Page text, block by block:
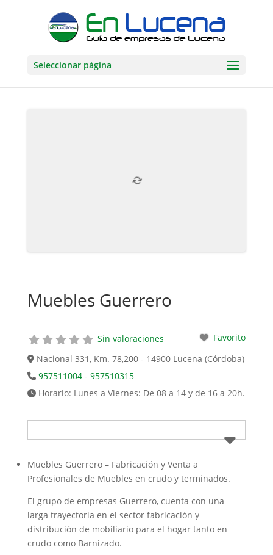
Seleccionar página
Muebles Guerrero
Sin valoraciones
Favorito
Nacional 331, Km. 78,200 - 14900 Lucena (Córdoba)
957511004 - 957510315
Horario: Lunes a Viernes: De 08 a 14 y de 16 a 20h.
Muebles Guerrero – Fabricación y Venta a
Profesionales de Muebles en crudo y terminados.
El grupo de empresas Guerrero, cuenta con una
larga trayectoria en el sector fabricación y
distribución de mobiliario para el hogar tanto en
crudo como Barnizado.